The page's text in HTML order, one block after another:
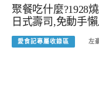
聚餐吃什麼?1928
日式壽司,免動手
愛食記專屬收錄區 左